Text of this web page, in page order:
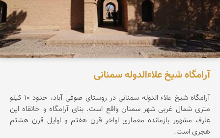
آرامگاه شیخ علاءالدوله سمنانی
آرامگاه شیخ علاء الدوله سمنانی در روستای صوفی آباد، حدود ۱۰ کیلو
متری شمال غربی شهر سمنان واقع است. بنای آرامگاه و خانقاه این
عارف مشهور بازمانده معماری اواخر قرن هفتم و اوایل قرن هشتم
هجری است.